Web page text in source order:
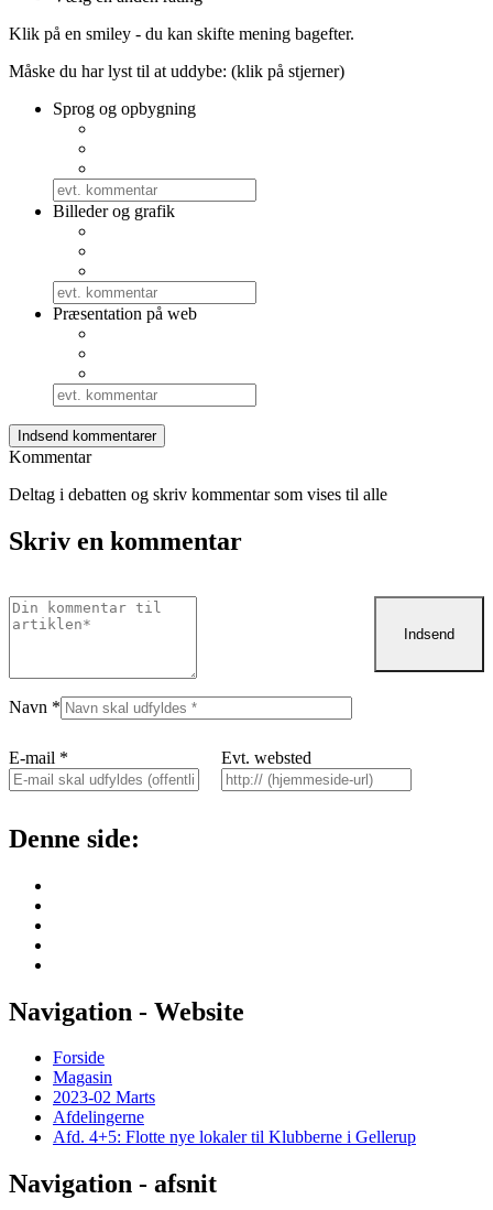
Klik på en smiley - du kan skifte mening bagefter.
Måske du har lyst til at uddybe: (klik på stjerner)
Sprog og opbygning
Billeder og grafik
Præsentation på web
Kommentar
Deltag i debatten og skriv kommentar som vises til alle
Skriv en kommentar
Navn *
E-mail * Evt. websted
Denne side:
Navigation - Website
Forside
Magasin
2023-02 Marts
Afdelingerne
Afd. 4+5: Flotte nye lokaler til Klubberne i Gellerup
Navigation - afsnit